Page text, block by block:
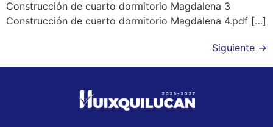
Construcción de cuarto dormitorio Magdalena 3
Construcción de cuarto dormitorio Magdalena 4.pdf […]
Siguiente →